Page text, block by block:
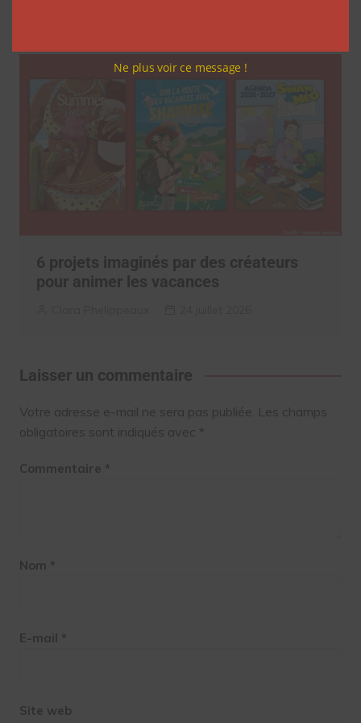
6 projets imaginés par des créateurs
pour animer les vacances
Laisser un commentaire
Votre adresse e-mail ne sera pas publiée. Les champs
obligatoires sont indiqués avec *
Commentaire *
Nom *
E-mail *
Site web
Ne plus voir ce message !